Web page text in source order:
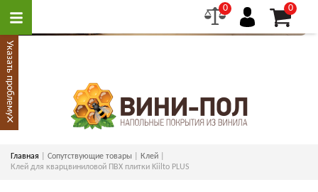
0 0
Главная Сопутствующие товары
Клей
Клей для кварцвиниловой ПВХ плитки Kiilto PLUS
Указать проблему
×